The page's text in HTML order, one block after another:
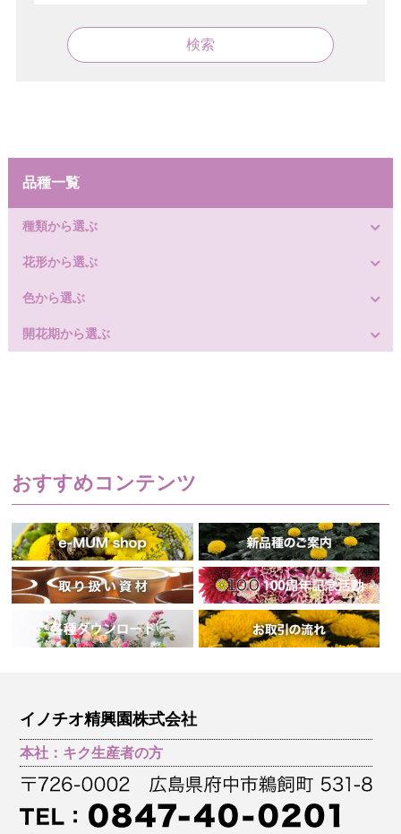
検索
品種一覧
種類から選ぶ
花形から選ぶ
色から選ぶ
開花期から選ぶ
おすすめコンテンツ
イノチオ精興園株式会社
本社：キク生産者の方